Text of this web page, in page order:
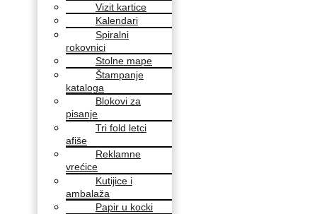
Vizit kartice
Kalendari
Spiralni
rokovnici
Stolne mape
Štampanje
kataloga
Blokovi za
pisanje
Tri fold letci
afiše
Reklamne
vrećice
Kutijice i
ambalaža
Papir u kocki